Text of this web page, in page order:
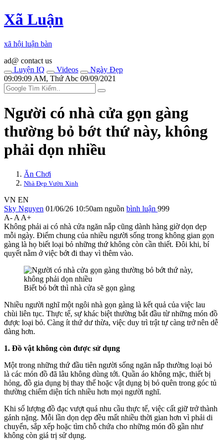
Xã Luận
xã hội luận bàn
ad@ contact us
Luyện IQ
Videos
Ngày Đẹp
09:09:09 AM, Thứ Abc 09/09/2021
Người có nhà cửa gọn gàng
thường bỏ bớt thứ này, không
phải dọn nhiều
Ăn Chơi
Nhà Đẹp Vườn Xinh
VN EN
Sky Nguyen 01/06/26 10:50am nguồn bình luận 999
A- A A+
Không phải ai có nhà cửa ngăn nắp cũng dành hàng giờ dọn dẹp
mỗi ngày. Điểm chung của nhiều người sống trong không gian gọn
gàng là họ biết loại bỏ những thứ không còn cần thiết. Đôi khi, bí
quyết nằm ở việc bớt đi thay vì thêm vào.
Biết bỏ bớt thì nhà cửa sẽ gọn gàng
Nhiều người nghĩ một ngôi nhà gọn gàng là kết quả của việc lau
chùi liên tục. Thực tế, sự khác biệt thường bắt đầu từ những món đồ
được loại bỏ. Càng ít thứ dư thừa, việc duy trì trật tự càng trở nên dễ
dàng hơn.
1. Đồ vật không còn được sử dụng
Một trong những thứ đầu tiên người sống ngăn nắp thường loại bỏ
là các món đồ đã lâu không dùng tới. Quần áo khô‌ּng mặ‌ּc, thiết bị
hỏng, đồ gia dụng bị thay thế hoặc vật dụng bị bỏ quên trong góc tủ
thường chiếm diện tích nhiều hơn mọi người nghĩ.
Khi số lượng đồ đạc vượt quá nhu cầu thực tế, việc cất giữ trở thành
gánh nặng. Mỗi lần dọn dẹp đều mất nhiều thời gian hơn vì phải di
chuyển, sắp xếp hoặc tìm chỗ chứa cho những món đồ gần như
không còn giá trị sử dụng.